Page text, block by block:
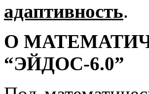
адаптивность.
О
“ЭЙДОС-6.0”